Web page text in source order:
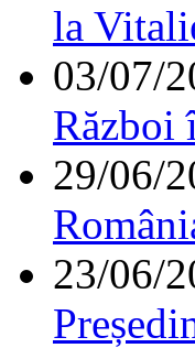
la
03/07/
Război
29/06/
23/06/